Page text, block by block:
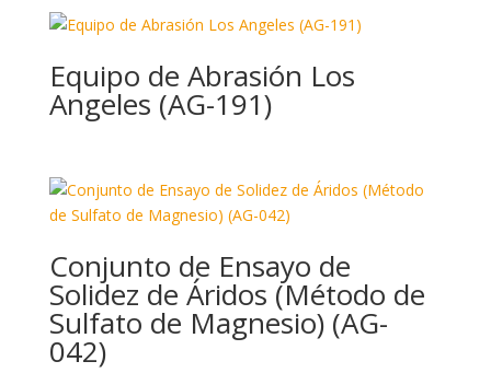
Equipo de Abrasión Los
Angeles (AG-191)
Conjunto de Ensayo de
Solidez de Áridos (Método de
Sulfato de Magnesio) (AG-
042)